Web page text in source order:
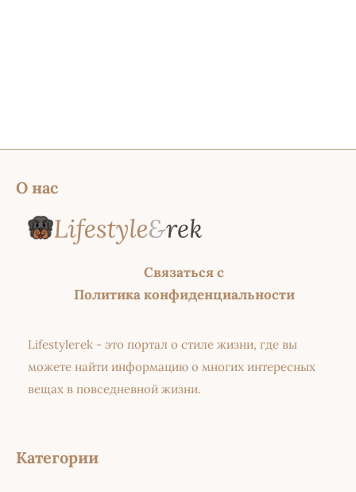
О нас
Связаться с
Политика конфиденциальности
Lifestylerek - это портал о стиле жизни, где вы
можете найти информацию о многих интересных
вещах в повседневной жизни.
Категории